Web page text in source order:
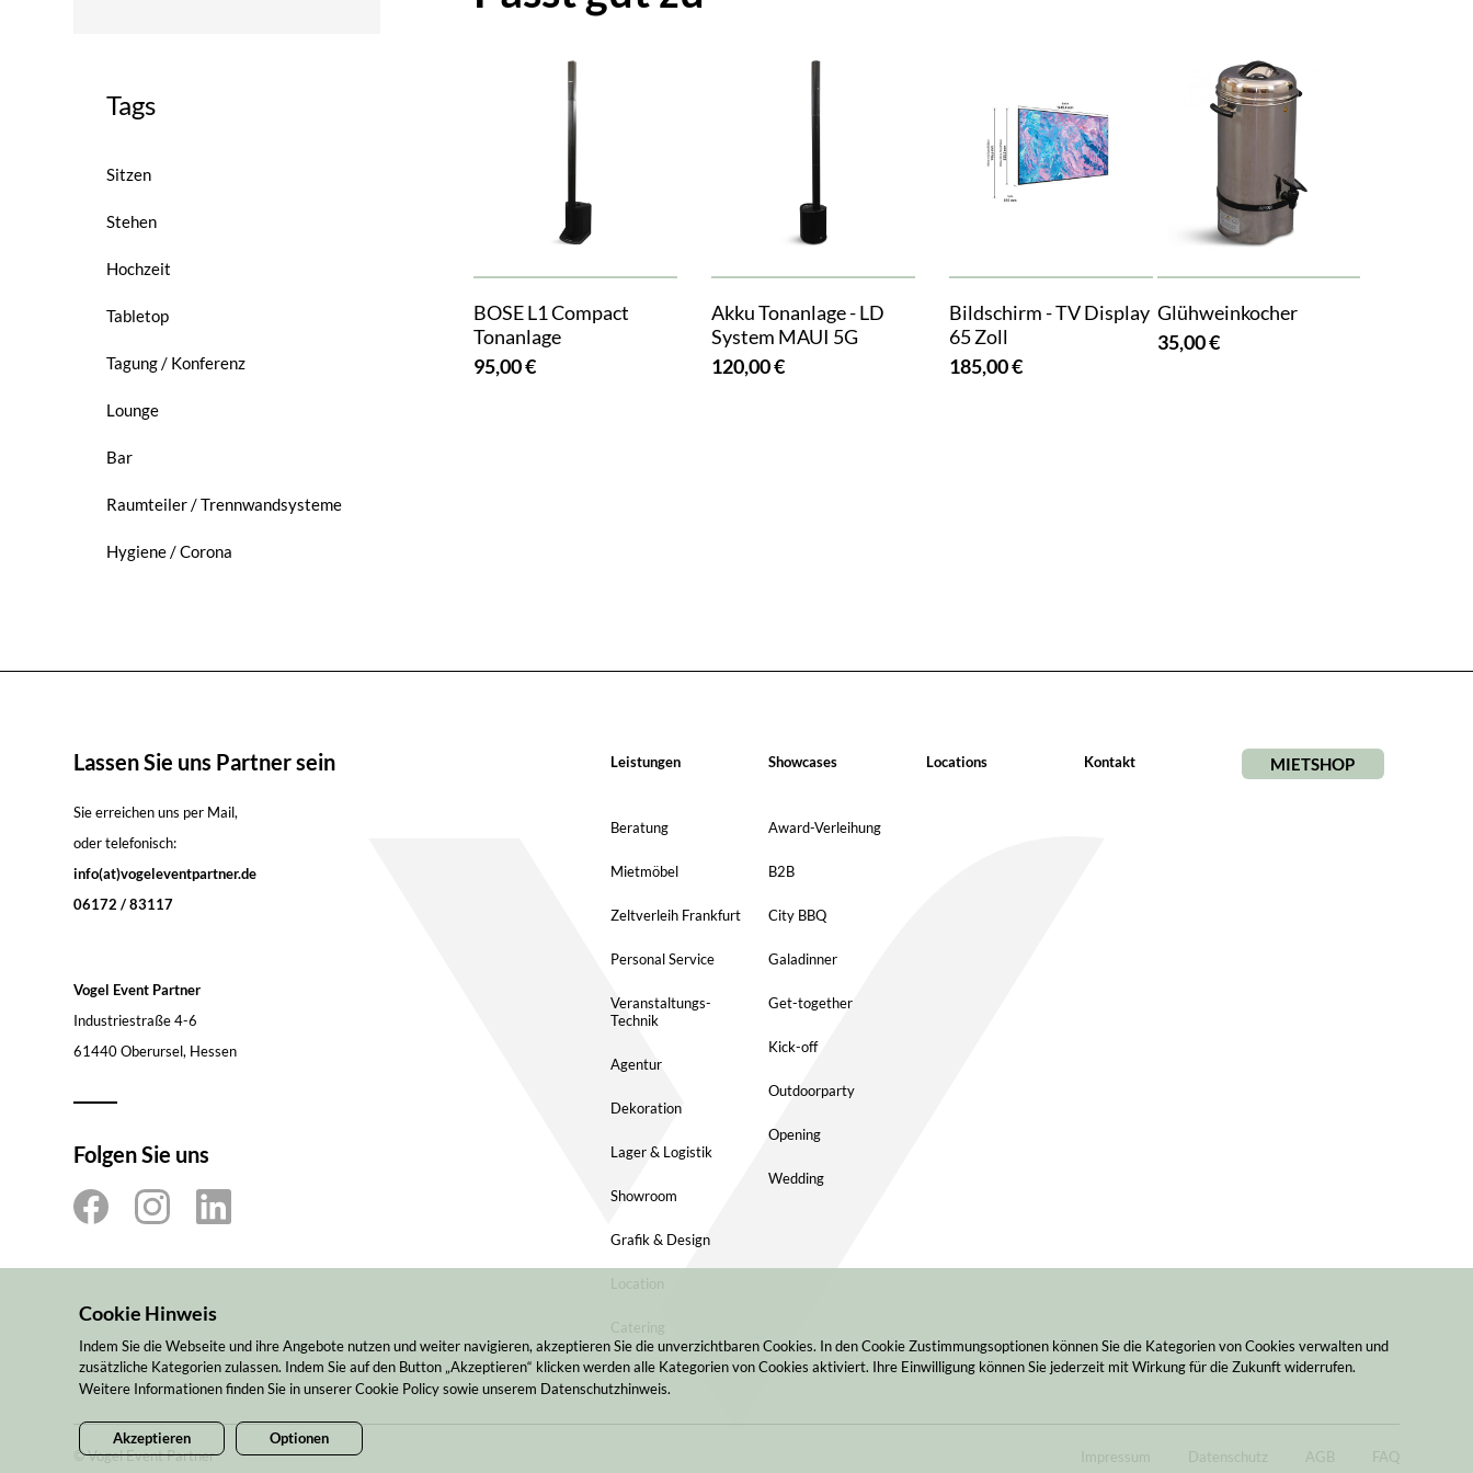
Tags
Sitzen
Stehen
Hochzeit
Tabletop
Tagung / Konferenz
Lounge
Bar
Raumteiler / Trennwandsysteme
Hygiene / Corona
BOSE L1 Compact
Tonanlage
95,00 €
Akku Tonanlage - LD
System MAUI 5G
120,00 €
Bildschirm - TV Display
65 Zoll
185,00 €
Glühweinkocher
35,00 €
Lassen Sie uns Partner sein
Sie erreichen uns per Mail,
oder telefonisch:
info(at)vogeleventpartner.de
06172 / 83117
Vogel Event Partner
Industriestraße 4-6
61440 Oberursel, Hessen
Folgen Sie uns
Leistungen
Beratung
Mietmöbel
Zeltverleih Frankfurt
Personal Service
Veranstaltungs-
Technik
Agentur
Dekoration
Lager & Logistik
Showroom
Grafik & Design
Location
Catering
Showcases
Award-Verleihung
B2B
City BBQ
Galadinner
Get-together
Kick-off
Outdoorparty
Opening
Wedding
Locations Kontakt MIETSHOP
© Vogel Event Partner Impressum Datenschutz AGB FAQ
Cookie Hinweis
Indem Sie die Webseite und ihre Angebote nutzen und weiter navigieren, akzeptieren Sie die unverzichtbaren Cookies. In den Cookie Zustimmungsoptionen können Sie die Kategorien von Cookies verwalten und
zusätzliche Kategorien zulassen. Indem Sie auf den Button „Akzeptieren“ klicken werden alle Kategorien von Cookies aktiviert. Ihre Einwilligung können Sie jederzeit mit Wirkung für die Zukunft widerrufen.
Weitere Informationen finden Sie in unserer Cookie Policy sowie unserem Datenschutzhinweis.
Akzeptieren Optionen